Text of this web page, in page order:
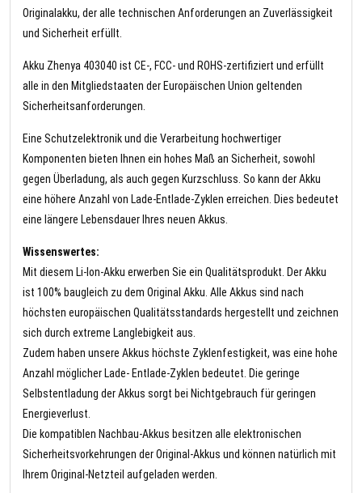
Originalakku, der alle technischen Anforderungen an Zuverlässigkeit
und Sicherheit erfüllt.
Akku Zhenya 403040 ist CE-, FCC- und ROHS-zertifiziert und erfüllt
alle in den Mitgliedstaaten der Europäischen Union geltenden
Sicherheitsanforderungen.
Eine Schutzelektronik und die Verarbeitung hochwertiger
Komponenten bieten Ihnen ein hohes Maß an Sicherheit, sowohl
gegen Überladung, als auch gegen Kurzschluss. So kann der Akku
eine höhere Anzahl von Lade-Entlade-Zyklen erreichen. Dies bedeutet
eine längere Lebensdauer Ihres neuen Akkus.
Wissenswertes:
Mit diesem Li-Ion-Akku erwerben Sie ein Qualitätsprodukt. Der Akku
ist 100% baugleich zu dem Original Akku. Alle Akkus sind nach
höchsten europäischen Qualitätsstandards hergestellt und zeichnen
sich durch extreme Langlebigkeit aus.
Zudem haben unsere Akkus höchste Zyklenfestigkeit, was eine hohe
Anzahl möglicher Lade- Entlade-Zyklen bedeutet. Die geringe
Selbstentladung der Akkus sorgt bei Nichtgebrauch für geringen
Energieverlust.
Die kompatiblen Nachbau-Akkus besitzen alle elektronischen
Sicherheitsvorkehrungen der Original-Akkus und können natürlich mit
Ihrem Original-Netzteil aufgeladen werden.